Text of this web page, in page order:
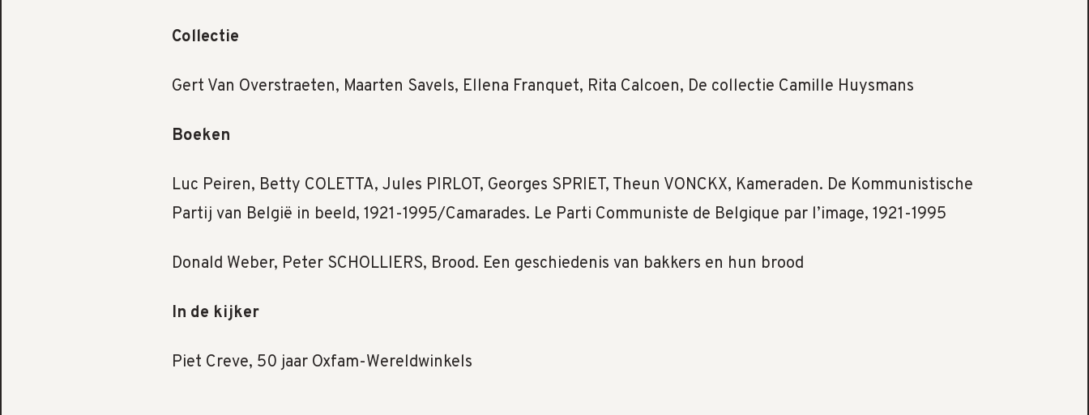
Collectie
Gert Van Overstraeten, Maarten Savels, Ellena Franquet, Rita Calcoen, De collectie Camille Huysmans
Boeken
Luc Peiren, Betty COLETTA, Jules PIRLOT, Georges SPRIET, Theun VONCKX, Kameraden. De Kommunistische
Partij van België in beeld, 1921-1995/Camarades. Le Parti Communiste de Belgique par l’image, 1921-1995
Donald Weber, Peter SCHOLLIERS, Brood. Een geschiedenis van bakkers en hun brood
In de kijker
Piet Creve, 50 jaar Oxfam-Wereldwinkels